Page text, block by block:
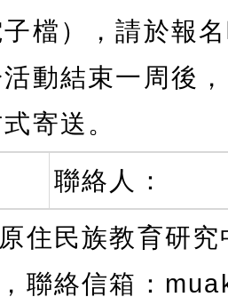
子檔），請於報
動結束一周後
寄送。
聯絡人：
住民族教育研究
聯絡信箱：